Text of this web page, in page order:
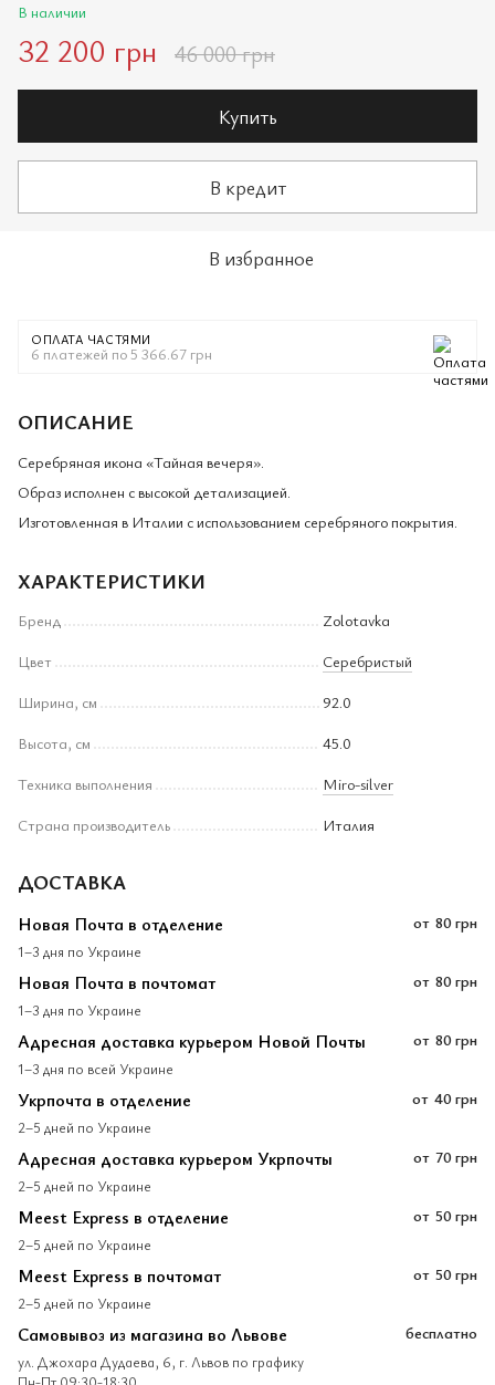
В наличии
32 200 грн 46 000 грн
Купить
В кредит
В избранное
ОПЛАТА ЧАСТЯМИ
6 платежей по 5 366.67 грн
ОПИСАНИЕ
Серебряная икона «Тайная вечеря».
Образ исполнен с высокой детализацией.
Изготовленная в Италии с использованием серебряного покрытия.
ХАРАКТЕРИСТИКИ
Бренд
Zolotavka
Цвет
Серебристый
Ширина, см
92.0
Высота, см
45.0
Техника выполнения
Miro-silver
Страна производитель
Италия
ДОСТАВКА
Новая Почта в отделение
1–3 дня по Украине
от 80 грн
Новая Почта в почтомат
1–3 дня по Украине
от 80 грн
Адресная доставка курьером Новой Почты
1–3 дня по всей Украине
от 80 грн
Укрпочта в отделение
2–5 дней по Украине
от 40 грн
Адресная доставка курьером Укрпочты
2–5 дней по Украине
от 70 грн
Meest Express в отделение
2–5 дней по Украине
от 50 грн
Meest Express в почтомат
2–5 дней по Украине
от 50 грн
Самовывоз из магазина во Львове
ул. Джохара Дудаева, 6, г. Львов по графику
бесплатно